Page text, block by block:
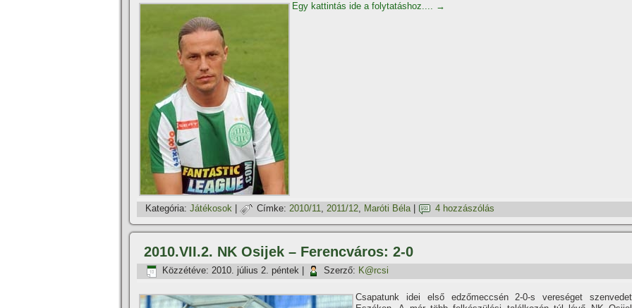
Egy kattintás ide a folytatáshoz.... →
Kategória: Játékosok Címke: 2010/11, 2011/12, Maróti Béla| 4 hozzászólás
2010.VII.2. NK Osijek – Ferencváros: 2-0
Közzétéve: 2010. július 2. péntek Szerző: K@rcsi
Csapatunk idei első edzőmeccsén 2-0-s vereséget